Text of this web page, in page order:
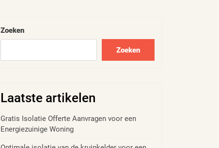
Zoeken
Zoeken
Laatste artikelen
Gratis Isolatie Offerte Aanvragen voor een
Energiezuinige Woning